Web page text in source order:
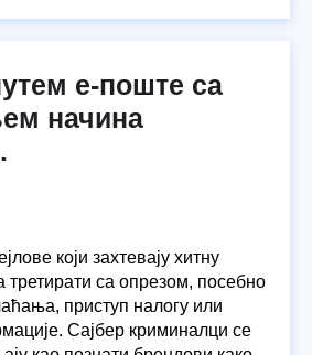
е-поште са
начина
који захтевају хитну
третирати са опрезом, посебно
приступ налогу или
Сајбер криминалци се